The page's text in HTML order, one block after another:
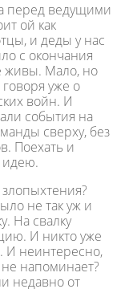
перед ведущими
ой как
и деды у нас
с окончания
живы. Мало, но
уже о
войн. И
события на
сверху, без
Поехать и
идею.
не так уж и
На свалку
И никто уже
И неинтересно,
напоминает?
недавно от